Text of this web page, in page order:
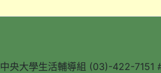
中央大學生活輔導組 (03)-422-7151